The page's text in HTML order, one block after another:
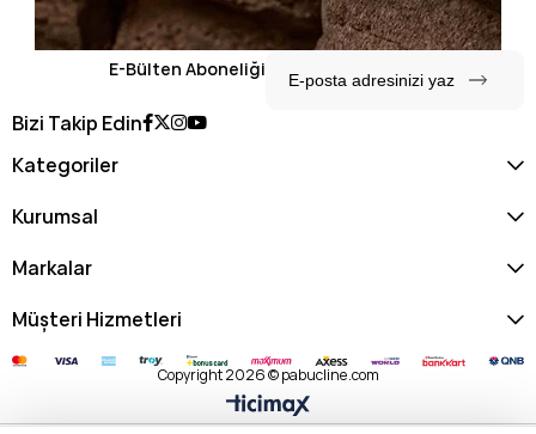
E-Bülten Aboneliği
Bizi Takip Edin
Kategoriler
Kurumsal
Markalar
Müşteri Hizmetleri
Copyright 2026 © pabucline.com